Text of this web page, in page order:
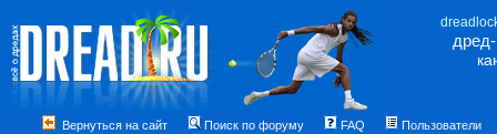
Вернуться на сайт Поиск по форуму FAQ Пользователи